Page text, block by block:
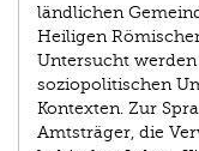
ländlichen
Heiligen
Untersucht
soziopolitischen
Kontexten. Zur
Amtsträger, die